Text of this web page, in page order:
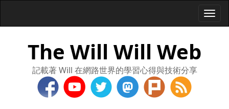
The Will Will Web
記載著 Will 在網路世界的學習心得與技術分享